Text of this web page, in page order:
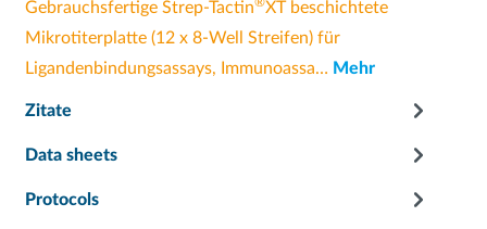
Gebrauchsfertige Strep-Tactin
XT beschichtete
Mikrotiterplatte (12 x 8-Well Streifen) für
Ligandenbindungsassays, Immunoassa… Mehr
Zitate
Data sheets
Protocols